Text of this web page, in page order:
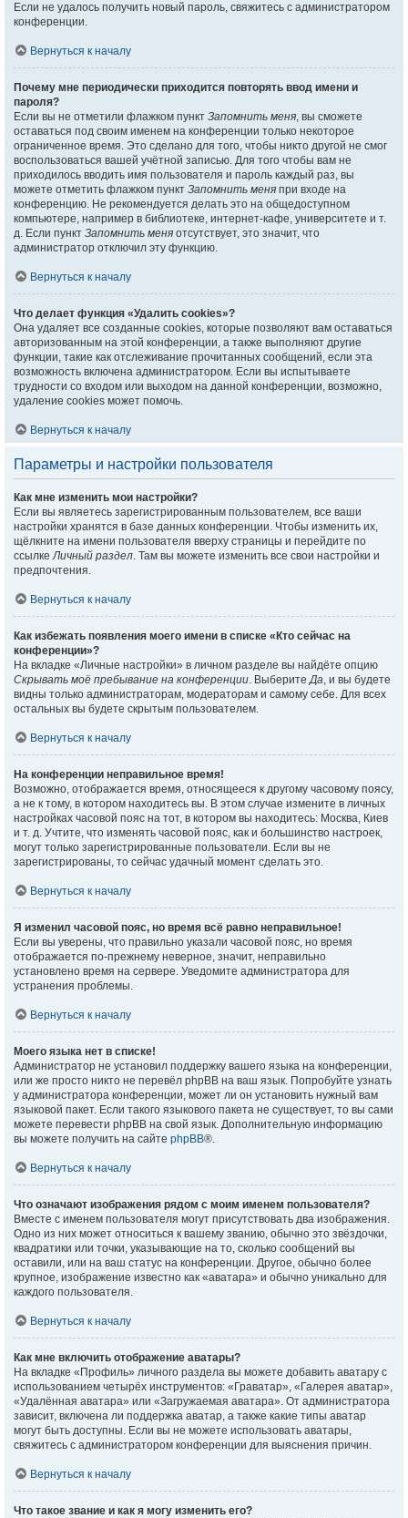
Если не удалось получить новый пароль, свяжитесь с администратором
конференции.
Вернуться к началу
Почему мне периодически приходится повторять ввод имени и
пароля?
Если вы не отметили флажком пункт Запомнить меня, вы сможете
оставаться под своим именем на конференции только некоторое
ограниченное время. Это сделано для того, чтобы никто другой не смог
воспользоваться вашей учётной записью. Для того чтобы вам не
приходилось вводить имя пользователя и пароль каждый раз, вы
можете отметить флажком пункт Запомнить меня при входе на
конференцию. Не рекомендуется делать это на общедоступном
компьютере, например в библиотеке, интернет-кафе, университете и т.
д. Если пункт Запомнить меня отсутствует, это значит, что
администратор отключил эту функцию.
Вернуться к началу
Что делает функция «Удалить cookies»?
Она удаляет все созданные cookies, которые позволяют вам оставаться
авторизованным на этой конференции, а также выполняют другие
функции, такие как отслеживание прочитанных сообщений, если эта
возможность включена администратором. Если вы испытываете
трудности со входом или выходом на данной конференции, возможно,
удаление cookies может помочь.
Вернуться к началу
Параметры и настройки пользователя
Как мне изменить мои настройки?
Если вы являетесь зарегистрированным пользователем, все ваши
настройки хранятся в базе данных конференции. Чтобы изменить их,
щёлкните на имени пользователя вверху страницы и перейдите по
ссылкеЛичный раздел. Там вы можете изменить все свои настройки и
предпочтения.
Вернуться к началу
Как избежать появления моего имени в списке «Кто сейчас на
конференции»?
На вкладке «Личные настройки» в личном разделе вы найдёте опцию
Скрывать моё пребывание на конференции. ВыберитеДа, и вы будете
видны только администраторам, модераторам и самому себе. Для всех
остальных вы будете скрытым пользователем.
Вернуться к началу
На конференции неправильное время!
Возможно, отображается время, относящееся к другому часовому поясу,
а не к тому, в котором находитесь вы. В этом случае измените в личных
настройках часовой пояс на тот, в котором вы находитесь: Москва, Киев
и т. д. Учтите, что изменять часовой пояс, как и большинство настроек,
могут только зарегистрированные пользователи. Если вы не
зарегистрированы, то сейчас удачный момент сделать это.
Вернуться к началу
Я изменил часовой пояс, но время всё равно неправильное!
Если вы уверены, что правильно указали часовой пояс, но время
отображается по-прежнему неверное, значит, неправильно
установлено время на сервере. Уведомите администратора для
устранения проблемы.
Вернуться к началу
Моего языка нет в списке!
Администратор не установил поддержку вашего языка на конференции,
или же просто никто не перевёл phpBB на ваш язык. Попробуйте узнать
у администратора конференции, может ли он установить нужный вам
языковой пакет. Если такого языкового пакета не существует, то вы сами
можете перевести phpBB на свой язык. Дополнительную информацию
вы можете получить на сайте phpBB®.
Вернуться к началу
Что означают изображения рядом с моим именем пользователя?
Вместе с именем пользователя могут присутствовать два изображения.
Одно из них может относиться к вашему званию, обычно это звёздочки,
квадратики или точки, указывающие на то, сколько сообщений вы
оставили, или на ваш статус на конференции. Другое, обычно более
крупное, изображение известно как «аватара» и обычно уникально для
каждого пользователя.
Вернуться к началу
Как мне включить отображение аватары?
На вкладке «Профиль» личного раздела вы можете добавить аватару с
использованием четырёх инструментов: «Граватар», «Галерея аватар»,
«Удалённая аватара» или «Загружаемая аватара». От администратора
зависит, включена ли поддержка аватар, а также какие типы аватар
могут быть доступны. Если вы не можете использовать аватары,
свяжитесь с администратором конференции для выяснения причин.
Вернуться к началу
Что такое звание и как я могу изменить его?